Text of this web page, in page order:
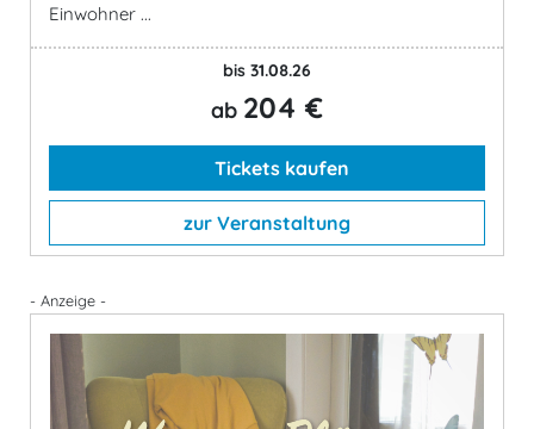
Einwohner ...
bis 31.08.26
ab 204 €
Tickets kaufen
zur Veranstaltung
- Anzeige -